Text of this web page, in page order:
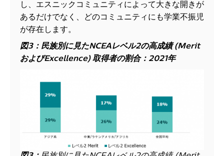
し、エスニックコミュニティによって大きな開きが
あるだけでなく、どのコミュニティにも学業不振児
が存在します。
図3：民族別に見たNCEAレベル2の高成績(Merit
およびExcellence)取得者の割合： 2021年